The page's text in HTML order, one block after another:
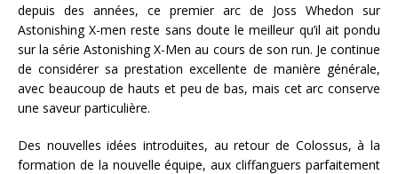
depuis des années, ce premier arc de Joss Whedon sur
Astonishing X-men reste sans doute le meilleur qu’il ait pondu
sur la série Astonishing X-Men au cours de son run. Je continue
de considérer sa prestation excellente de manière générale,
avec beaucoup de hauts et peu de bas, mais cet arc conserve
une saveur particulière.
Des nouvelles idées introduites, au retour de Colossus, à la
formation de la nouvelle équipe, aux cliffanguers parfaitement